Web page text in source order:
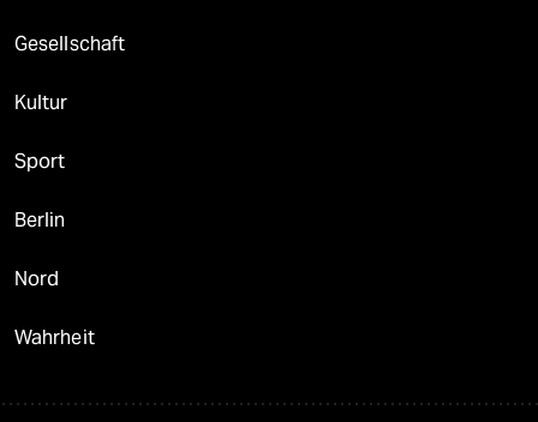
Gesellschaft
Kultur
Sport
Berlin
Nord
Wahrheit